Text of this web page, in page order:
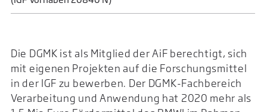
Die DGMK ist als Mitglied der AiF berechtigt, sich
mit eigenen Projekten auf die Forschungsmittel
in der IGF zu bewerben. Der DGMK-Fachbereich
Verarbeitung und Anwendung hat 2020 mehr als